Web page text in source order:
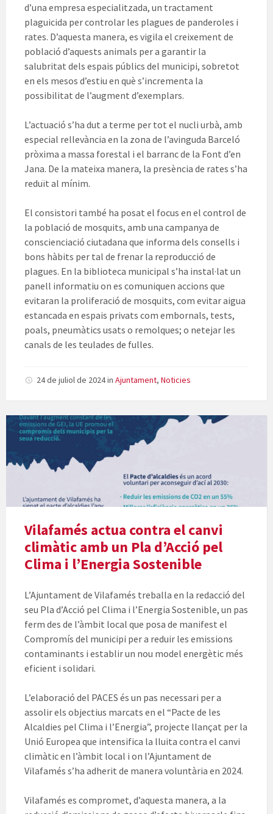
d’una empresa especialitzada, un tractament
plaguicida per controlar les plagues de panderoles i
rates. D’aquesta manera, es vigila el creixement de
població d’aquests animals per a garantir la
salubritat dels espais públics del municipi, sobretot
en els mesos d’estiu en què s’incrementa la
possibilitat de l’augment d’exemplars.
L’actuació s’ha dut a terme per tot el nucli urbà, amb
especial rellevància en la zona de l’avinguda Barceló
pròxima a massa forestal i el barranc de la Font d’en
Jana. De la mateixa manera, la presència de rates s’ha
reduït al mínim.
El consistori també ha posat el focus en el control de
la població de mosquits, amb una campanya de
conscienciació ciutadana que informa dels consells i
bons hàbits per tal de frenar la reproducció de
plagues. En la biblioteca municipal s’ha instal·lat un
panell informatiu on es comuniquen accions que
evitaran la proliferació de mosquits, com evitar aigua
estancada en espais privats com embornals, tests,
poals, pneumàtics usats o remolques; o netejar les
canals de les teulades de fulles.
24 de juliol de 2024in Ajuntament, Noticies
Vilafamés actua contra el canvi
climàtic amb un Pla d’Acció pel
Clima i l’Energia Sostenible
L’Ajuntament de Vilafamés treballa en la redacció del
seu Pla d’Acció pel Clima i l’Energia Sostenible, un pas
ferm des de l’àmbit local que posa de manifest el
Compromís del municipi per a reduir les emissions
contaminants i establir un nou model energètic més
eficient i solidari.
L’elaboració del PACES és un pas necessari per a
assolir els objectius marcats en el “Pacte de les
Alcaldies pel Clima i l’Energia”, projecte llançat per la
Unió Europea que intensifica la lluita contra el canvi
climàtic en l’àmbit local i on l’Ajuntament de
Vilafamés s’ha adherit de manera voluntària en 2024.
Vilafamés es compromet, d’aquesta manera, a la